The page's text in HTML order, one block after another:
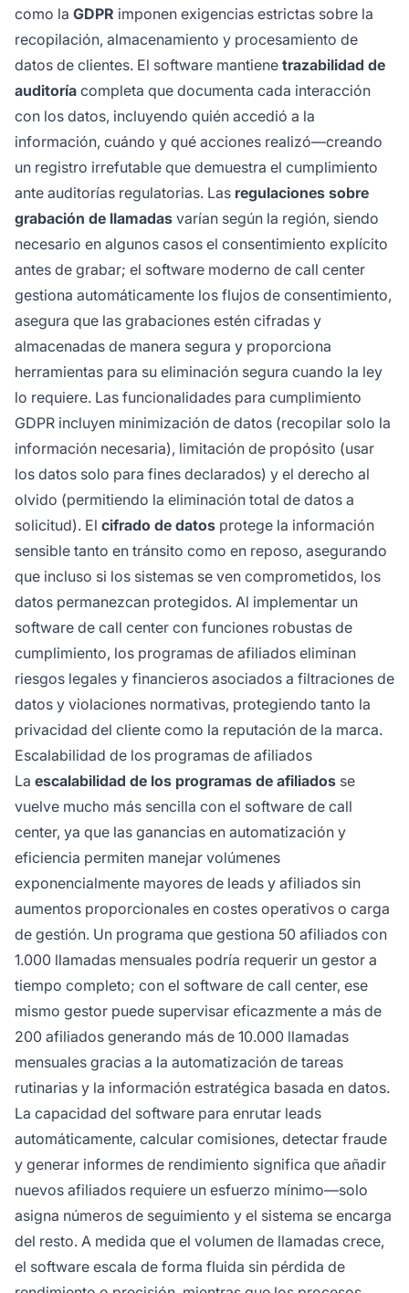
como la GDPR imponen exigencias estrictas sobre la
recopilación, almacenamiento y procesamiento de
datos de clientes. El software mantiene trazabilidad de
auditoría completa que documenta cada interacción
con los datos, incluyendo quién accedió a la
información, cuándo y qué acciones realizó—creando
un registro irrefutable que demuestra el cumplimiento
ante auditorías regulatorias. Las regulaciones sobre
grabación de llamadas varían según la región, siendo
necesario en algunos casos el consentimiento explícito
antes de grabar; el software moderno de call center
gestiona automáticamente los flujos de consentimiento,
asegura que las grabaciones estén cifradas y
almacenadas de manera segura y proporciona
herramientas para su eliminación segura cuando la ley
lo requiere. Las funcionalidades para cumplimiento
GDPR incluyen minimización de datos (recopilar solo la
información necesaria), limitación de propósito (usar
los datos solo para fines declarados) y el derecho al
olvido (permitiendo la eliminación total de datos a
solicitud). El cifrado de datos protege la información
sensible tanto en tránsito como en reposo, asegurando
que incluso si los sistemas se ven comprometidos, los
datos permanezcan protegidos. Al implementar un
software de call center con funciones robustas de
cumplimiento, los programas de afiliados eliminan
riesgos legales y financieros asociados a filtraciones de
datos y violaciones normativas, protegiendo tanto la
privacidad del cliente como la reputación de la marca.
Escalabilidad de los programas de afiliados
La escalabilidad de los programas de afiliados se
vuelve mucho más sencilla con el software de call
center, ya que las ganancias en automatización y
eficiencia permiten manejar volúmenes
exponencialmente mayores de leads y afiliados sin
aumentos proporcionales en costes operativos o carga
de gestión. Un programa que gestiona 50 afiliados con
1.000 llamadas mensuales podría requerir un gestor a
tiempo completo; con el software de call center, ese
mismo gestor puede supervisar eficazmente a más de
200 afiliados generando más de 10.000 llamadas
mensuales gracias a la automatización de tareas
rutinarias y la información estratégica basada en datos.
La capacidad del software para enrutar leads
automáticamente, calcular comisiones, detectar fraude
y generar informes de rendimiento significa que añadir
nuevos afiliados requiere un esfuerzo mínimo—solo
asigna números de seguimiento y el sistema se encarga
del resto. A medida que el volumen de llamadas crece,
el software escala de forma fluida sin pérdida de